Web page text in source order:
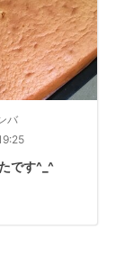
バ
です^_^